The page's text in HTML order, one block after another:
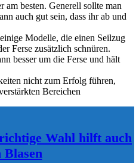
besten. Generell sollte man
auch gut sein, dass ihr ab und
Modelle, die einen Seilzug
Ferse zusätzlich schnüren.
besser um die Ferse und hält
nicht zum Erfolg führen,
Bereichen
Wahl hilft auch
Blasen